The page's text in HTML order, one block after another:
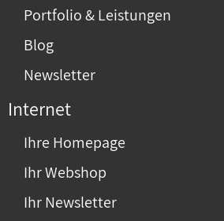
Portfolio & Leistungen
Blog
Newsletter
Internet
Ihre Homepage
Ihr Webshop
Ihr Newsletter